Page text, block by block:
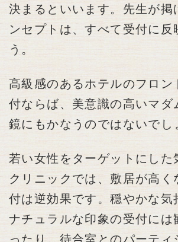
決まるといいます。先生が掲
ンセプトは、すべて受付に反
う。
高級感のあるホテルのフロン
付ならば、美意識の高いマダ
鏡にもかなうのではないでし
若い女性をターゲットにした
クリニックでは、敷居が高く
付は逆効果です。穏やかな気
ナチュラルな印象の受付には
ったり。待合室とのパーティ